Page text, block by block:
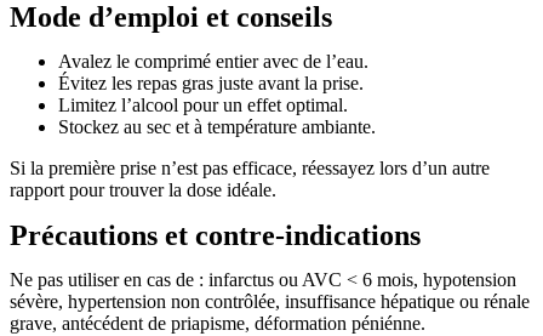
Mode d’emploi et conseils
Avalez le comprimé entier avec de l’eau.
Évitez les repas gras juste avant la prise.
Limitez l’alcool pour un effet optimal.
Stockez au sec et à température ambiante.
Si la première prise n’est pas efficace, réessayez lors d’un autre
rapport pour trouver la dose idéale.
Précautions et contre-indications
Ne pas utiliser en cas de : infarctus ou AVC < 6 mois, hypotension
sévère, hypertension non contrôlée, insuffisance hépatique ou rénale
grave, antécédent de priapisme, déformation péniénne.